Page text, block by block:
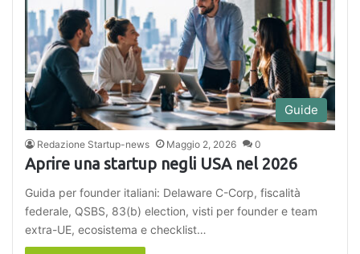
Guide
Redazione Startup-news Maggio 2, 2026 0
Aprire una startup negli USA nel 2026
Guida per founder italiani: Delaware C-Corp, fiscalità
federale, QSBS, 83(b) election, visti per founder e team
extra-UE, ecosistema e checklist…